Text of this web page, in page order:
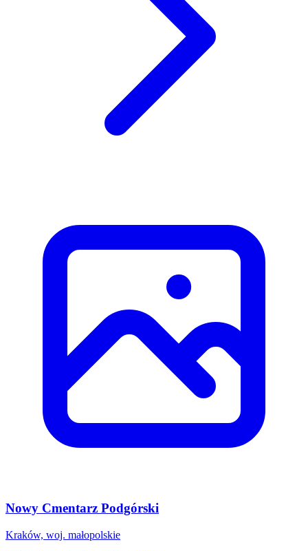
Nowy Cmentarz Podgórski
Kraków, woj. małopolskie